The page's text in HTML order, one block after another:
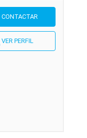
CONTACTAR
VER PERFIL